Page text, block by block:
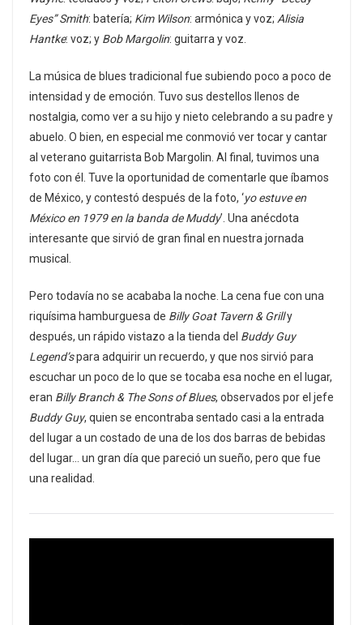
Eyes” Smith: batería; Kim Wilson: armónica y voz; Alisia
Hantke: voz; y Bob Margolin: guitarra y voz.
La música de blues tradicional fue subiendo poco a poco de
intensidad y de emoción. Tuvo sus destellos llenos de
nostalgia, como ver a su hijo y nieto celebrando a su padre y
abuelo. O bien, en especial me conmovió ver tocar y cantar
al veterano guitarrista Bob Margolin. Al final, tuvimos una
foto con él. Tuve la oportunidad de comentarle que íbamos
de México, y contestó después de la foto, ‘yo estuve en
México en 1979 en la banda de Muddy’. Una anécdota
interesante que sirvió de gran final en nuestra jornada
musical.
Pero todavía no se acababa la noche. La cena fue con una
riquísima hamburguesa de Billy Goat Tavern & Grilly
después, un rápido vistazo a la tienda del Buddy Guy
Legend’spara adquirir un recuerdo, y que nos sirvió para
escuchar un poco de lo que se tocaba esa noche en el lugar,
eran Billy Branch & The Sons of Blues, observados por el jefe
Buddy Guy, quien se encontraba sentado casi a la entrada
del lugar a un costado de una de los dos barras de bebidas
del lugar… un gran día que pareció un sueño, pero que fue
una realidad.